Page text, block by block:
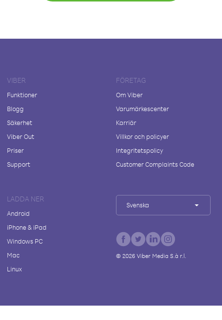
VIBER
Funktioner
Blogg
Säkerhet
Viber Out
Priser
Support
FÖRETAG
Om Viber
Varumärkescenter
Karriär
Villkor och policyer
Integritetspolicy
Customer Complaints Code
LADDA NER
Android
iPhone & iPad
Windows PC
Mac
Linux
Svenska
© 2026Viber Media S.à r.l.